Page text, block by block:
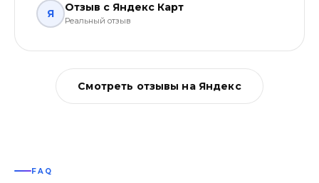
Я Отзыв с Яндекс Карт
Реальный отзыв
Смотреть отзывы на Яндекс
FAQ